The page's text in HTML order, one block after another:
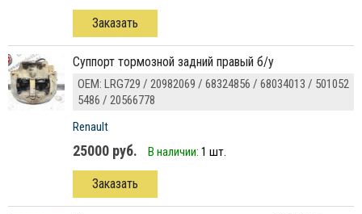
Заказать
суппорт тормозной задний правый б/у
ОЕМ: LRG729 / 20982069 / 68324856 / 68034013 / 501052
5486 / 20566778
Renault
25000 руб. В наличии: 1 шт.
Заказать